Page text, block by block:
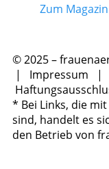
Zum Magazin
© 2025 –
| Impressum |
* Bei Links, die
sind, handelt es
den Betrieb von